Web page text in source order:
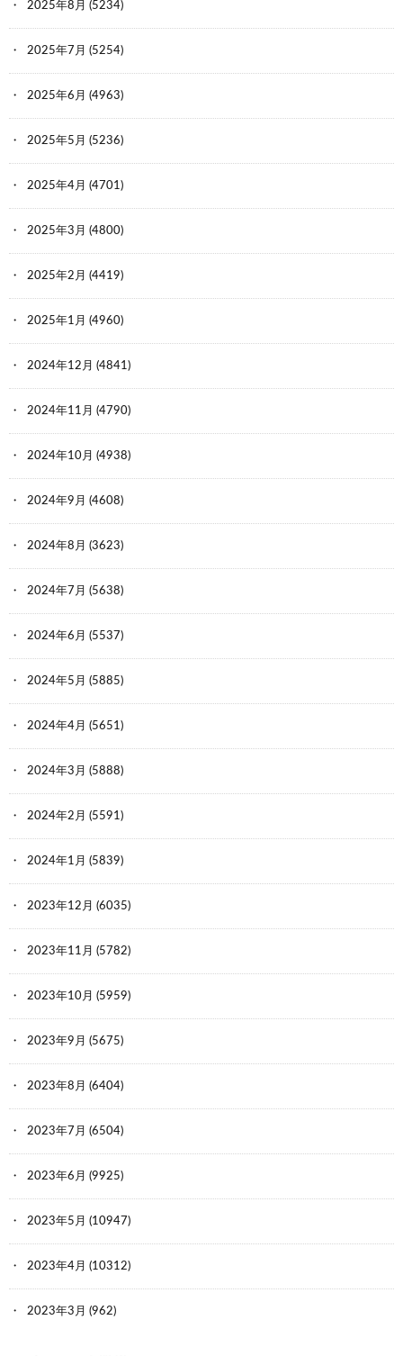
2025年8月 (5234)
2025年7月 (5254)
2025年6月 (4963)
2025年5月 (5236)
2025年4月 (4701)
2025年3月 (4800)
2025年2月 (4419)
2025年1月 (4960)
2024年12月 (4841)
2024年11月 (4790)
2024年10月 (4938)
2024年9月 (4608)
2024年8月 (3623)
2024年7月 (5638)
2024年6月 (5537)
2024年5月 (5885)
2024年4月 (5651)
2024年3月 (5888)
2024年2月 (5591)
2024年1月 (5839)
2023年12月 (6035)
2023年11月 (5782)
2023年10月 (5959)
2023年9月 (5675)
2023年8月 (6404)
2023年7月 (6504)
2023年6月 (9925)
2023年5月 (10947)
2023年4月 (10312)
2023年3月 (962)